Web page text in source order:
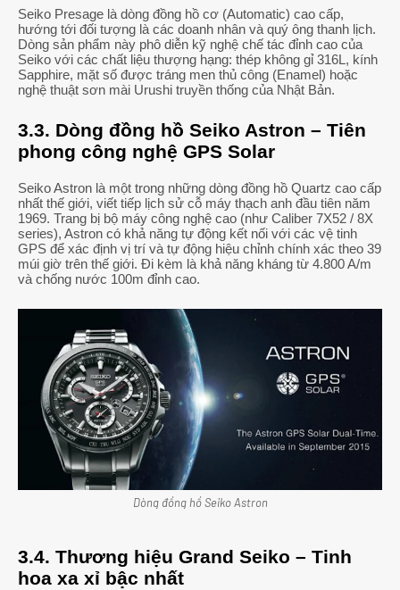
Seiko Presage là dòng đồng hồ cơ (Automatic) cao cấp,
hướng tới đối tượng là các doanh nhân và quý ông thanh lịch.
Dòng sản phẩm này phô diễn kỹ nghệ chế tác đỉnh cao của
Seiko với các chất liệu thượng hạng: thép không gỉ 316L, kính
Sapphire, mặt số được tráng men thủ công (Enamel) hoặc
nghệ thuật sơn mài Urushi truyền thống của Nhật Bản.
3.3. Dòng đồng hồ Seiko Astron – Tiên
phong công nghệ GPS Solar
Seiko Astron là một trong những dòng đồng hồ Quartz cao cấp
nhất thế giới, viết tiếp lịch sử cỗ máy thạch anh đầu tiên năm
1969. Trang bị bộ máy công nghệ cao (như Caliber 7X52 / 8X
series), Astron có khả năng tự động kết nối với các vệ tinh
GPS để xác định vị trí và tự động hiệu chỉnh chính xác theo 39
múi giờ trên thế giới. Đi kèm là khả năng kháng từ 4.800 A/m
và chống nước 100m đỉnh cao.
Dòng đồng hồ Seiko Astron
3.4. Thương hiệu Grand Seiko – Tinh
hoa xa xỉ bậc nhất